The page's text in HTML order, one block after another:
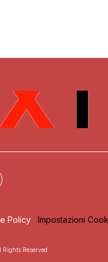
Policy Impostazioni
Reserved